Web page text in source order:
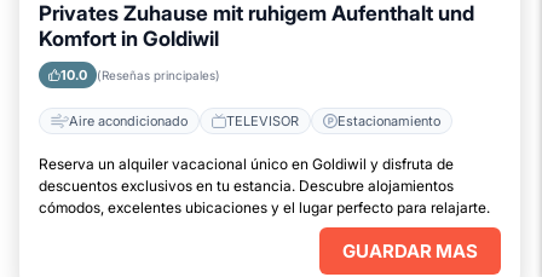
Privates Zuhause mit ruhigem Aufenthalt und
Komfort in Goldiwil
10.0 (Reseñas principales)
Aire acondicionado TELEVISOR Estacionamiento
Reserva un alquiler vacacional único en Goldiwil y disfruta de
descuentos exclusivos en tu estancia. Descubre alojamientos
cómodos, excelentes ubicaciones y el lugar perfecto para relajarte.
GUARDAR MAS